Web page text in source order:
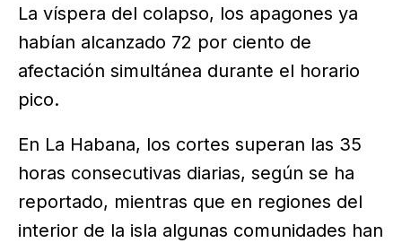
La víspera del colapso, los apagones ya
habían alcanzado 72 por ciento de
afectación simultánea durante el horario
pico.
En La Habana, los cortes superan las 35
horas consecutivas diarias, según se ha
reportado, mientras que en regiones del
interior de la isla algunas comunidades han